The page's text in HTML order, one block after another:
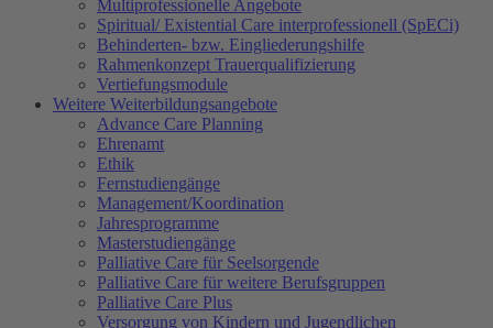
Multiprofessionelle Angebote
Spiritual/ Existential Care interprofessionell (SpECi)
Behinderten- bzw. Eingliederungshilfe
Rahmenkonzept Trauerqualifizierung
Vertiefungsmodule
Weitere Weiterbildungsangebote
Advance Care Planning
Ehrenamt
Ethik
Fernstudiengänge
Management/Koordination
Jahresprogramme
Masterstudiengänge
Palliative Care für Seelsorgende
Palliative Care für weitere Berufsgruppen
Palliative Care Plus
Versorgung von Kindern und Jugendlichen